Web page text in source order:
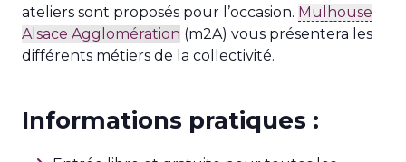
ateliers sont proposés pour l’occasion. Mulhouse
Alsace Agglomération (m2A) vous présentera les
différents métiers de la collectivité.
Informations pratiques :